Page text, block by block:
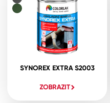
SYNOREX EXTRA S2003
ZOBRAZIT